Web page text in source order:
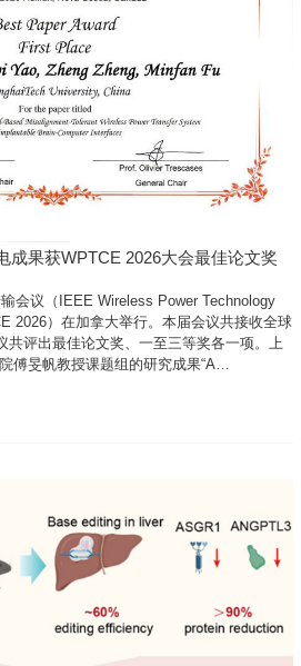
成果获WPTCE 2026大会最佳论文奖
会议（IEEE Wireless Power Technology
2026）在加拿大举行。本届会议共接收全球
共评出最佳论文奖、一至三等奖各一项。上
傅旻帆教授课题组的研究成果“A
Brain-Computer Interfaces”从众多参评论